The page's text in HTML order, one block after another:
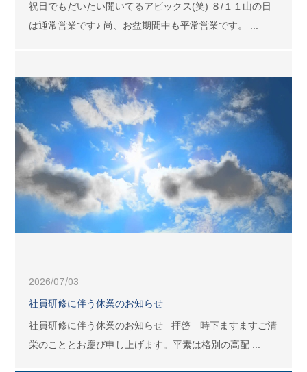
祝日でもだいたい開いてるアビックス(笑) ８/１１山の日
は通常営業です♪ 尚、お盆期間中も平常営業です。 ...
2026/07/03
社員研修に伴う休業のお知らせ
社員研修に伴う休業のお知らせ 拝啓 時下ますますご清
栄のこととお慶び申し上げます。平素は格別の高配 ...